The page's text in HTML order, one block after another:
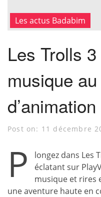
Les actus Badabim
Les Trolls
musique
d’animation
Post on: 11 décembre
P
longez dans Les
éclatant sur
musique et rires
une aventure haute en